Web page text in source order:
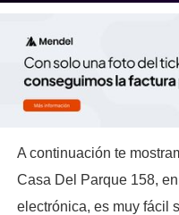
A continuación te
Casa Del Parque 158,
electrónica, es muy fácil